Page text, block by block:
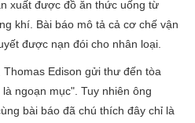
xuất được đồ ăn thức uống từ
khí. Bài báo mô tả cả cơ chế vận
được nạn đói cho nhân loại.
Edison gửi thư đến tòa
ngoạn mục". Tuy nhiên ông
bài báo đã chú thích đây chỉ là